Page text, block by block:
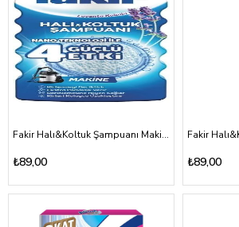
Fakir Halı&Koltuk Şampuanı Makine 1000ml
₺89,00 ₺89,00